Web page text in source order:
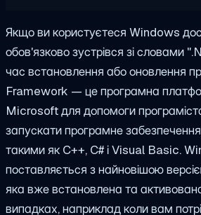
Якщо ви користуєтеся Windows
обов'язково зустрівся зі словами
час встановлення або оновлення
Framework — це програмна
Microsoft для допомоги
запускати програмне
такими як C++, C# і Visual Basic.
поставляється з найновішою
яка вже встановлена та
випадках, наприклад коли вам